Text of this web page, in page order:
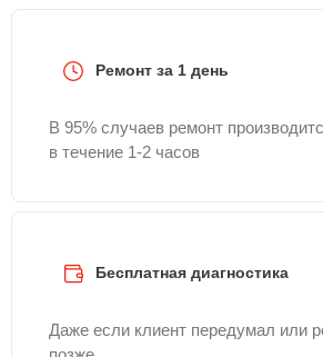
Ремонт за 1 день
В 95% случаев ремонт
в течение 1-2 часов
Бесплатная диагностика
Даже если клиент передумал или